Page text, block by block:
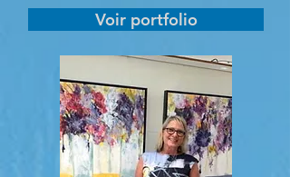
Voir portfolio